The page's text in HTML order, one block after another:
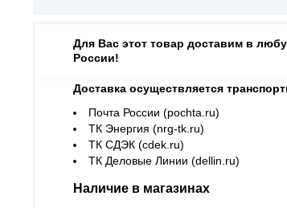
Для Вас этот товар доставим в
России!
Доставка осуществляется
Почта России (pochta.ru)
ТК Энергия (nrg-tk.ru)
ТК СДЭК (cdek.ru)
ТК Деловые Линии (dellin.ru)
Наличие в магазинах